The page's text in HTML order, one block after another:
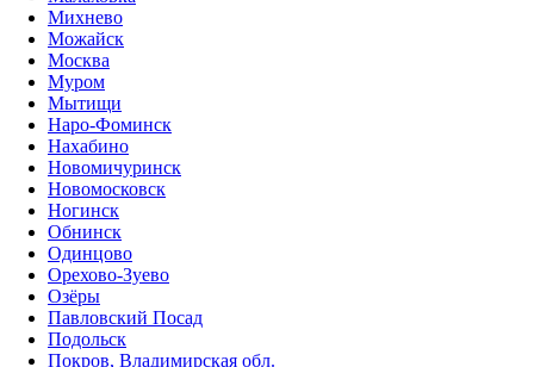
Михнево
Можайск
Москва
Муром
Мытищи
Наро-Фоминск
Нахабино
Новомичуринск
Новомосковск
Ногинск
Обнинск
Одинцово
Орехово-Зуево
Озёры
Павловский Посад
Подольск
Покров, Владимирская обл.